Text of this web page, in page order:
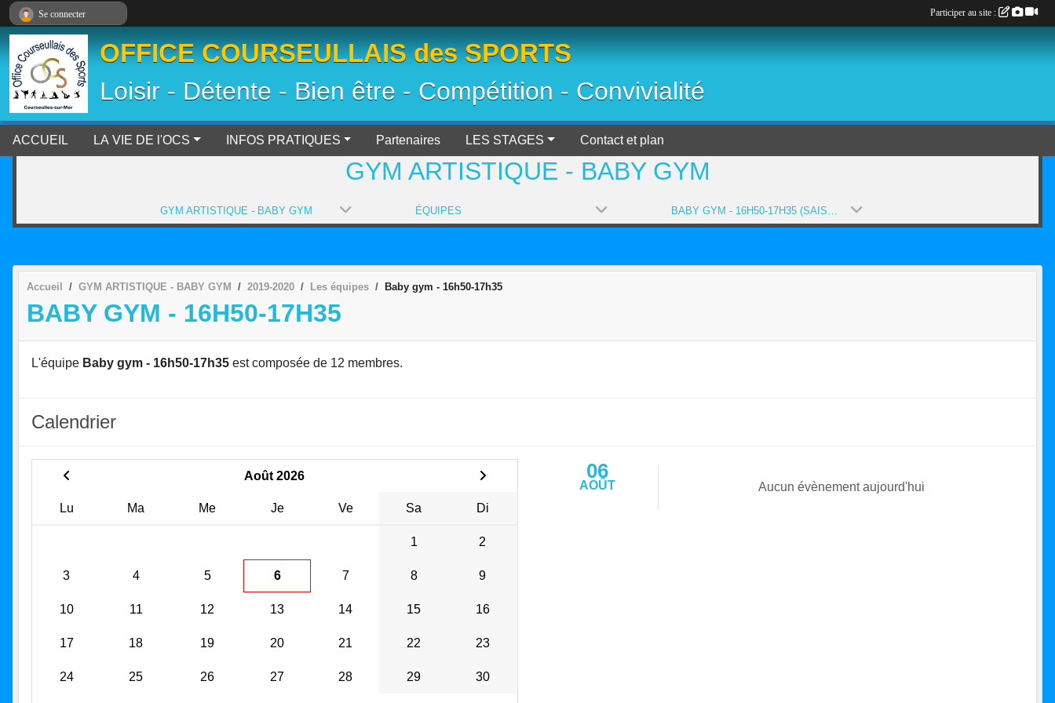
OFFICE COURSEULLAIS des SPORTS
Loisir - Détente - Bien être - Compétition - Convivialité
ACCUEIL LA VIE DE l'OCS INFOS PRATIQUES Partenaires LES STAGES Contact et plan
GYM ARTISTIQUE - BABY GYM
GYM ARTISTIQUE - BABY GYM ÉQUIPES BABY GYM - 16H50-17H35 (SAISON 2019-2020)
Accueil GYM ARTISTIQUE - BABY GYM 2019-2020 Les équipes Baby gym - 16h50-17h35
BABY GYM - 16H50-17H35
L'équipe Baby gym - 16h50-17h35 est composée de 12 membres.
Calendrier
Août 2026
Lu Ma Me Je Ve Sa Di
1 2
3 4 5 6 7 8 9
10 11 12 13 14 15 16
17 18 19 20 21 22 23
24 25 26 27 28 29 30
06
AOÛT Aucun évènement aujourd'hui
Se connecter Participer au site :
Panneau de gestion des cookies